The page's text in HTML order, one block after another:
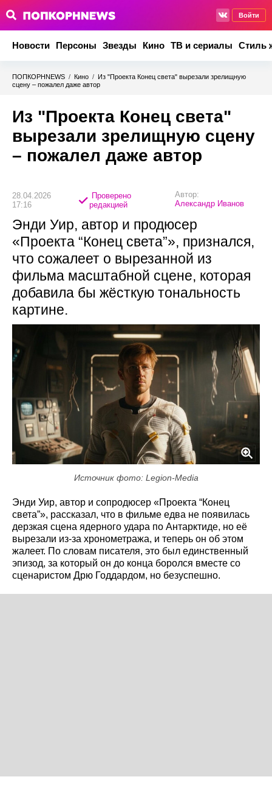
Войти
Новости Персоны Звезды Кино ТВ и сериалы Стиль
ПОПКОРНNEWS / Кино / Из "Проекта Конец света" вырезали зрелищную
сцену – пожалел даже автор
Из "Проекта Конец света"
вырезали зрелищную сцену
– пожалел даже автор
28.04.2026
17:16
Проверено
редакцией
Автор:
Александр Иванов
Энди Уир, автор и продюсер
«Проекта “Конец света”», признался,
что сожалеет о вырезанной из
фильма масштабной сцене, которая
добавила бы жёсткую тональность
картине.
Источник фото: Legion-Media
Энди Уир, автор и сопродюсер «Проекта “Конец
света”», рассказал, что в фильме едва не появилась
дерзкая сцена ядерного удара по Антарктиде, но её
вырезали из-за хронометража, и теперь он об этом
жалеет. По словам писателя, это был единственный
эпизод, за который он до конца боролся вместе со
сценаристом Дрю Годдардом, но безуспешно.